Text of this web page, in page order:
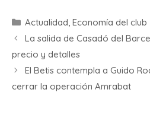
Actualidad, Economía del club
La salida de Casadó del
precio y detalles
El Betis contempla a Guido
cerrar la operación Amrabat